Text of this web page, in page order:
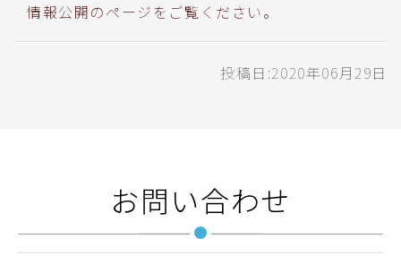
情報公開のページをご覧ください。
投稿日:2020年06月29日
お問い合わせ